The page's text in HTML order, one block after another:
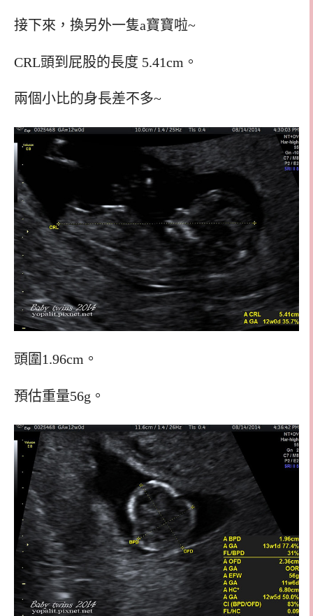
接下來，換另外一隻a寶寶啦~
CRL頭到屁股的長度 5.41cm。
兩個小比的身長差不多~
頭圍1.96cm。
預估重量56g。